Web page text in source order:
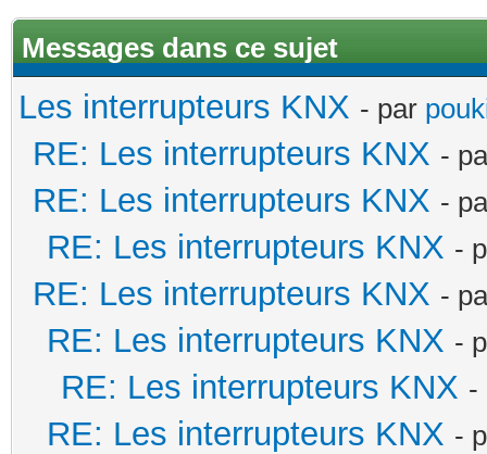
Messages dans ce sujet
Les interrupteurs KNX - par
RE: Les interrupteurs KNX -
RE: Les interrupteurs KNX -
RE: Les interrupteurs KNX -
RE: Les interrupteurs KNX -
RE: Les interrupteurs KNX -
RE: Les interrupteurs KNX -
RE: Les interrupteurs KNX -